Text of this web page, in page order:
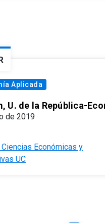
Aplicada
U. de la República-
de 2019
Económicas y
UC